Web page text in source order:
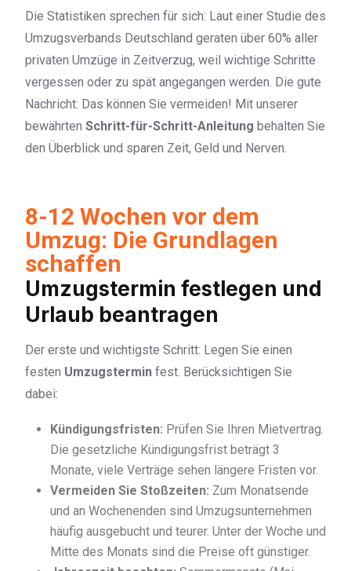
Die Statistiken sprechen für sich: Laut einer Studie des
Umzugsverbands Deutschland geraten über 60% aller
privaten Umzüge in Zeitverzug, weil wichtige Schritte
vergessen oder zu spät angegangen werden. Die gute
Nachricht: Das können Sie vermeiden! Mit unserer
bewährten Schritt-für-Schritt-Anleitung behalten Sie
den Überblick und sparen Zeit, Geld und Nerven.
8-12 Wochen vor dem
Umzug: Die Grundlagen
schaffen
Umzugstermin festlegen und
Urlaub beantragen
Der erste und wichtigste Schritt: Legen Sie einen
festen Umzugstermin fest. Berücksichtigen Sie
dabei:
Kündigungsfristen: Prüfen Sie Ihren Mietvertrag.
Die gesetzliche Kündigungsfrist beträgt 3
Monate, viele Verträge sehen längere Fristen vor.
Vermeiden Sie Stoßzeiten: Zum Monatsende
und an Wochenenden sind Umzugsunternehmen
häufig ausgebucht und teurer. Unter der Woche und
Mitte des Monats sind die Preise oft günstiger.